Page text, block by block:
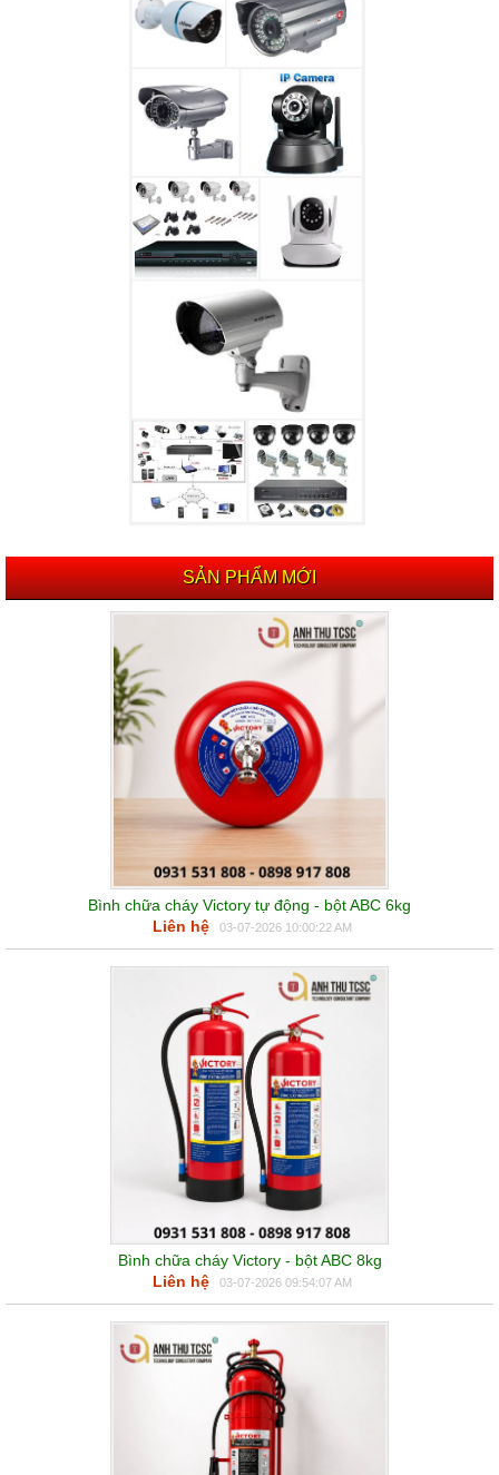
SẢN PHẨM MỚI
Bình chữa cháy Victory tự động - bột ABC 6kg
Liên hệ
03-07-2026 10:00:22 AM
Bình chữa cháy Victory - bột ABC 8kg
Liên hệ
03-07-2026 09:54:07 AM